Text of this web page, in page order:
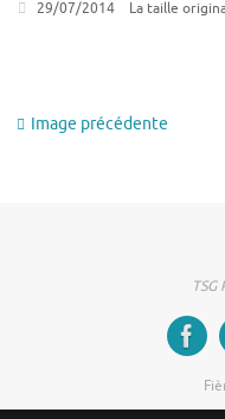
29/07/2014 La taille
Image précédente
TSG